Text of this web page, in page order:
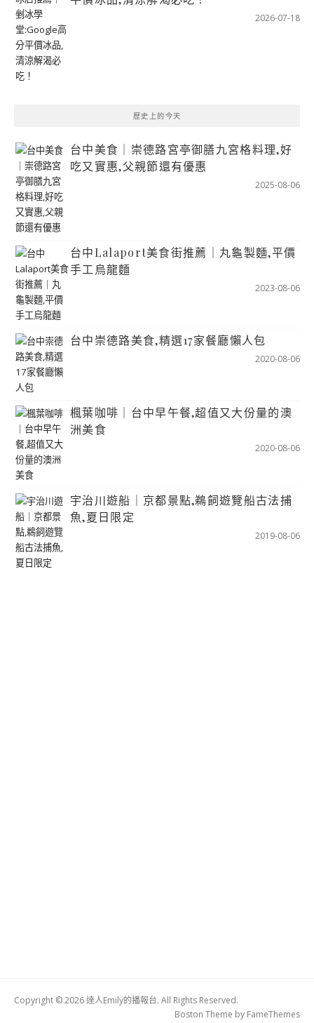
2026-07-18
歷史上的今天
台中美食｜崇德路宮亭御膳九宮格料理,好
吃又實惠,父親節還有優惠
2025-08-06
台中Lalaport美食街推薦｜丸龜製麵,平價
手工烏龍麵
2023-08-06
台中崇德路美食,精選17家餐廳懶人包
2020-08-06
楓葉咖啡｜台中早午餐,超值又大份量的澳
洲美食
2020-08-06
宇治川遊船｜京都景點,鵜飼遊覽船古法捕
魚,夏日限定
2019-08-06
Copyright © 2026 達人Emily的播報台. All Rights Reserved.
Boston Theme by FameThemes